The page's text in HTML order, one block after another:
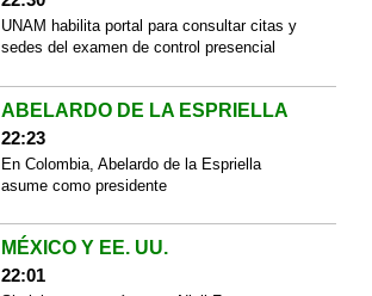
UNAM habilita portal para consultar citas y
sedes del examen de control presencial
ABELARDO DE LA ESPRIELLA
22:23
En Colombia, Abelardo de la Espriella
asume como presidente
MÉXICO Y EE. UU.
22:01